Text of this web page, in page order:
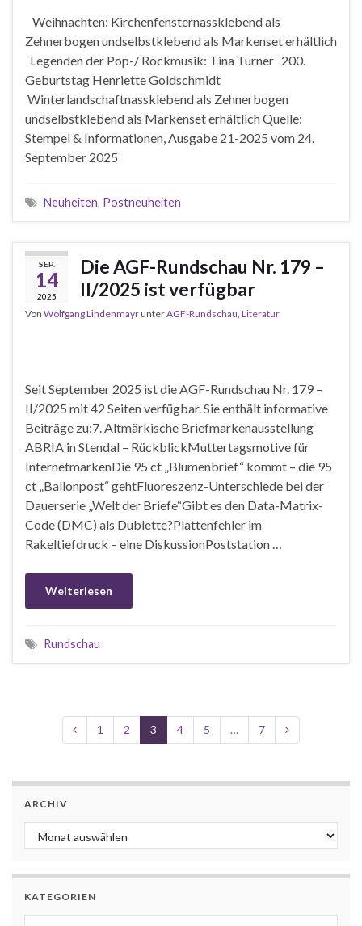
Weihnachten: Kirchenfensternassklebend als
Zehnerbogen undselbstklebend als Markenset erhältlich
Legenden der Pop-/ Rockmusik: Tina Turner 200.
Geburtstag Henriette Goldschmidt
Winterlandschaftnassklebend als Zehnerbogen
undselbstklebend als Markenset erhältlich Quelle:
Stempel & Informationen, Ausgabe 21-2025 vom 24.
September 2025
Neuheiten, Postneuheiten
SEP.
14
2025
Die AGF-Rundschau Nr. 179 –
II/2025 ist verfügbar
Von Wolfgang LindenmayrunterAGF-Rundschau Literatur
Seit September 2025 ist die AGF-Rundschau Nr. 179 –
II/2025 mit 42 Seiten verfügbar. Sie enthält informative
Beiträge zu:7. Altmärkische Briefmarkenausstellung
ABRIA in Stendal – RückblickMuttertagsmotive für
InternetmarkenDie 95 ct „Blumenbrief“ kommt – die 95
ct „Ballonpost“ gehtFluoreszenz-Unterschiede bei der
Dauerserie „Welt der Briefe“Gibt es den Data-Matrix-
Code (DMC) als Dublette?Plattenfehler im
Rakeltiefdruck – eine DiskussionPoststation …
Weiterlesen
Rundschau
1 2 3 4 5 … 7
ARCHIV
Archiv
KATEGORIEN